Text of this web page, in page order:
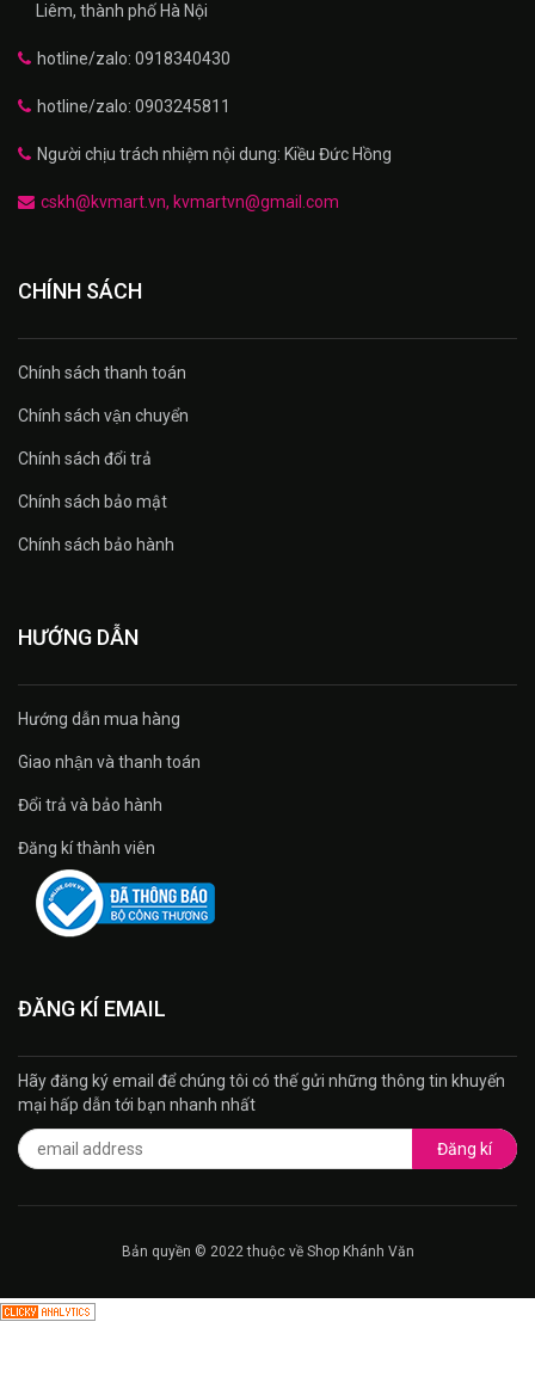
Liêm, thành phố Hà Nội
hotline/zalo: 0918340430
hotline/zalo: 0903245811
Người chịu trách nhiệm nội dung: Kiều Đức Hồng
cskh@kvmart.vn, kvmartvn@gmail.com
CHÍNH SÁCH
Chính sách thanh toán
Chính sách vận chuyển
Chính sách đổi trả
Chính sách bảo mật
Chính sách bảo hành
HƯỚNG DẪN
Hướng dẫn mua hàng
Giao nhận và thanh toán
Đổi trả và bảo hành
Đăng kí thành viên
ĐĂNG KÍ EMAIL
Hãy đăng ký email để chúng tôi có thế gửi những thông tin khuyến
mại hấp dẫn tới bạn nhanh nhất
Đăng kí
Bản quyền © 2022 thuộc về Shop Khánh Văn